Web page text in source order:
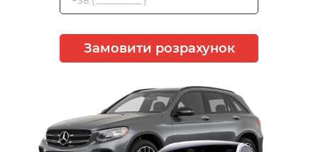
Замовити розрахунок